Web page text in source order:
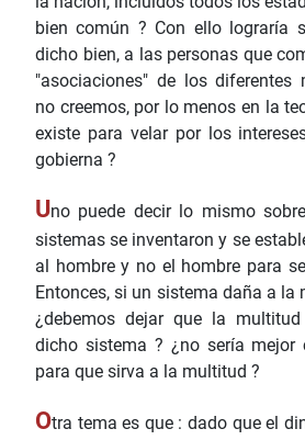
bien común ? Con ello lograría
dicho bien, a las personas que
"asociaciones" de los diferentes
no creemos, por lo menos en la
existe para velar por los
gobierna ?
Uno puede decir lo mismo
sistemas se inventaron y se
al hombre y no el hombre para
Entonces, si un sistema daña a la
¿debemos dejar que la
dicho sistema ? ¿no sería mejor
para que sirva a la multitud ?
Otra tema es que : dado que el